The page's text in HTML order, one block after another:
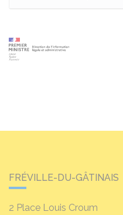
FRÉVILLE-DU-GÂTINAIS
2 Place Louis Croum